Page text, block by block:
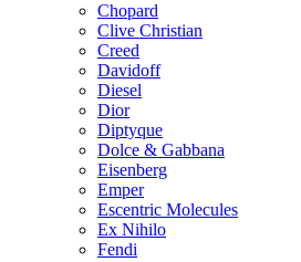
Chopard
Clive Christian
Creed
Davidoff
Diesel
Dior
Diptyque
Dolce & Gabbana
Eisenberg
Emper
Escentric Molecules
Ex Nihilo
Fendi